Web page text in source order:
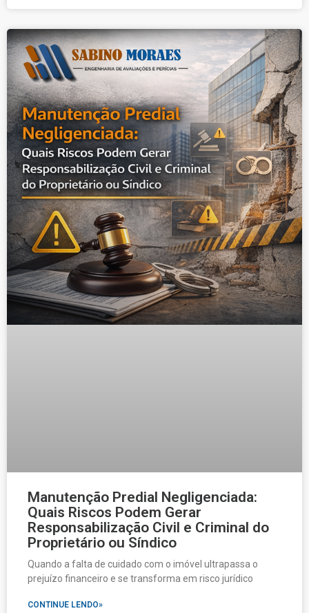
Manutenção Predial Negligenciada:
Quais Riscos Podem Gerar
Responsabilização Civil e Criminal do
Proprietário ou Síndico
Quando a falta de cuidado com o imóvel ultrapassa o
prejuízo financeiro e se transforma em risco jurídico
CONTINUE LENDO»